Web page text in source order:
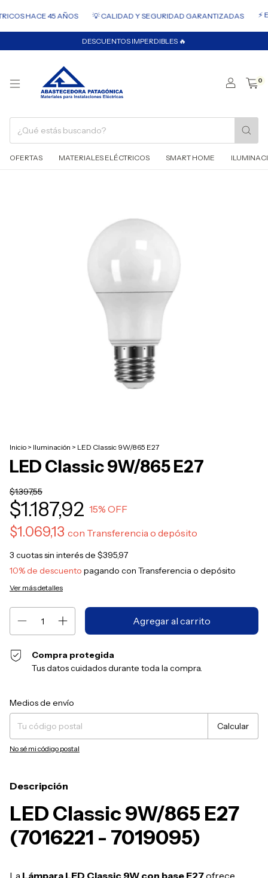
HACE 45 AÑOS 💡 CALIDAD Y SEGURIDAD GARANTIZADAS ⚡
DESCUENTOS IMPERDIBLES 🔥
0
OFERTAS MATERIALES ELÉCTRICOS SMART HOME
Inicio > Iluminación > LED Classic 9W/865 E27
LED Classic 9W/865 E27
$1.397,55
$1.187,92 15% OFF
$1.069,13 con Transferencia o depósito
3 cuotas sin interés de $395,97
10% de descuento pagando con Transferencia o depósito
Ver más detalles
Compra protegida
Tus datos cuidados durante toda la compra.
Entregas para el CP:
Medios de envío
Calcular
No sé mi código postal
Descripción
LED Classic 9W/865 E27
(7016221 - 7019095)
La Lámpara LED Classic 9W con base E27ofrece